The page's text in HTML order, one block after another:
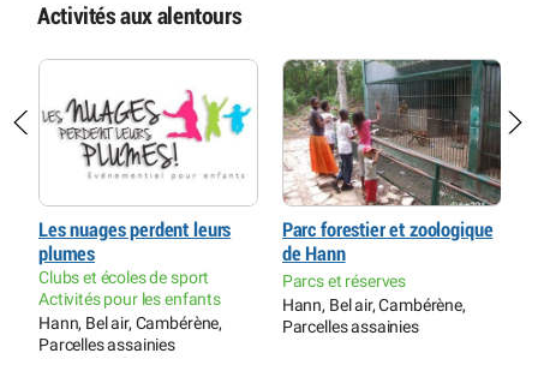
Activités aux alentours
Les nuages perdent leurs
plumes
Clubs et écoles de sport
Activités pour les enfants
Hann, Bel air, Cambérène,
Parcelles assainies
Parc forestier et zoologique
de Hann
Parcs et réserves
Hann, Bel air, Cambérène,
Parcelles assainies